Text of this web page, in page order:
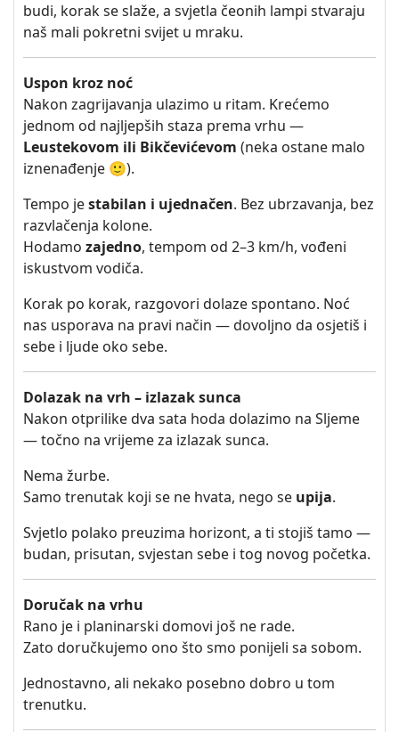
budi, korak se slaže, a svjetla čeonih lampi stvaraju
naš mali pokretni svijet u mraku.
Uspon kroz noć
Nakon zagrijavanja ulazimo u ritam. Krećemo
jednom od najljepših staza prema vrhu —
Leustekovom ili Bikčevićevom (neka ostane malo
iznenađenje 🙂).
Tempo jestabilan i ujednačen. Bez ubrzavanja, bez
razvlačenja kolone.
Hodamo zajedno, tempom od 2–3 km/h, vođeni
iskustvom vodiča.
Korak po korak, razgovori dolaze spontano. Noć
nas usporava na pravi način — dovoljno da osjetiš i
sebe i ljude oko sebe.
Dolazak na vrh – izlazak sunca
Nakon otprilike dva sata hoda dolazimo na Sljeme
— točno na vrijeme za izlazak sunca.
Nema žurbe.
Samo trenutak koji se ne hvata, nego se upija.
Svjetlo polako preuzima horizont, a ti stojiš tamo —
budan, prisutan, svjestan sebe i tog novog početka.
Doručak na vrhu
Rano je i planinarski domovi još ne rade.
Zato doručkujemo ono što smo ponijeli sa sobom.
Jednostavno, ali nekako posebno dobro u tom
trenutku.